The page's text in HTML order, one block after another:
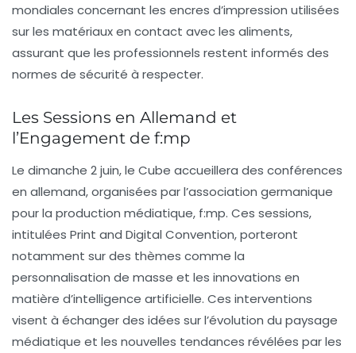
mondiales concernant les encres d’impression utilisées
sur les matériaux en contact avec les aliments,
assurant que les professionnels restent informés des
normes de sécurité à respecter.
Les Sessions en Allemand et
l’Engagement de f:mp
Le dimanche 2 juin, le Cube accueillera des conférences
en allemand, organisées par l’association germanique
pour la production médiatique, f:mp. Ces sessions,
intitulées Print and Digital Convention, porteront
notamment sur des thèmes comme la
personnalisation de masse et les innovations en
matière d’intelligence artificielle. Ces interventions
visent à échanger des idées sur l’évolution du paysage
médiatique et les nouvelles tendances révélées par les